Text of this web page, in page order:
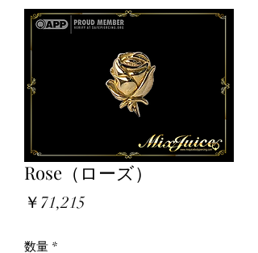
Rose（ローズ）
￥71,215
数量 *